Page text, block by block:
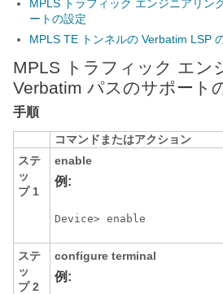
MPLS トラフィック エンジニアリン
ートの設定
MPLS TE トンネルの Verbatim LSP
MPLS トラフィック エン
Verbatim パスのサポート
手順
コマンドまたはアクション
ステ
ッ
プ 1
enable
例:
Device> enable
ステ
ッ
プ 2
configure terminal
例: